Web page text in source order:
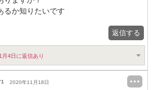
るか知りたいです
返信する
月4日に返信あり
2020年11月18日